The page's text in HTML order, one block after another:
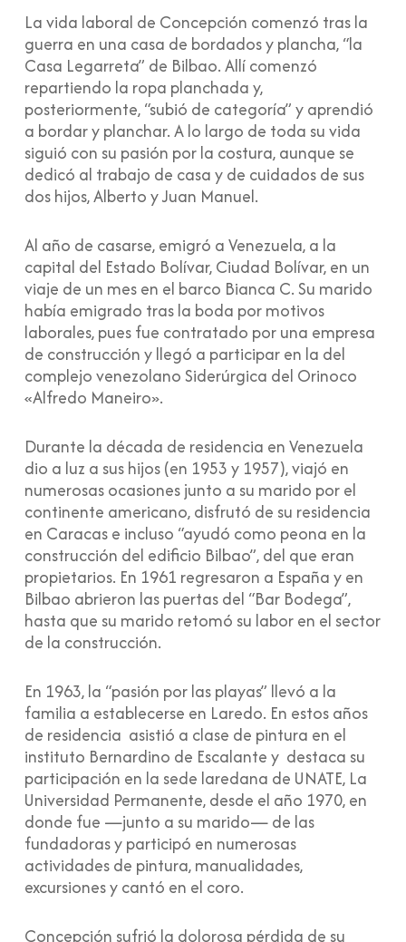
La vida laboral de Concepción comenzó tras la
guerra en una casa de bordados y plancha, “la
Casa Legarreta” de Bilbao. Allí comenzó
repartiendo la ropa planchada y,
posteriormente, “subió de categoría” y aprendió
a bordar y planchar. A lo largo de toda su vida
siguió con su pasión por la costura, aunque se
dedicó al trabajo de casa y de cuidados de sus
dos hijos, Alberto y Juan Manuel.
Al año de casarse, emigró a Venezuela, a la
capital del Estado Bolívar, Ciudad Bolívar, en un
viaje de un mes en el barco Bianca C. Su marido
había emigrado tras la boda por motivos
laborales, pues fue contratado por una empresa
de construcción y llegó a participar en la del
complejo venezolano Siderúrgica del Orinoco
«Alfredo Maneiro».
Durante la década de residencia en Venezuela
dio a luz a sus hijos (en 1953 y 1957), viajó en
numerosas ocasiones junto a su marido por el
continente americano, disfrutó de su residencia
en Caracas e incluso “ayudó como peona en la
construcción del edificio Bilbao”, del que eran
propietarios. En 1961 regresaron a España y en
Bilbao abrieron las puertas del “Bar Bodega”,
hasta que su marido retomó su labor en el sector
de la construcción.
En 1963, la “pasión por las playas” llevó a la
familia a establecerse en Laredo. En estos años
de residencia asistió a clase de pintura en el
instituto Bernardino de Escalante y destaca su
participación en la sede laredana de UNATE, La
Universidad Permanente, desde el año 1970, en
donde fue —junto a su marido— de las
fundadoras y participó en numerosas
actividades de pintura, manualidades,
excursiones y cantó en el coro.
Concepción sufrió la dolorosa pérdida de su